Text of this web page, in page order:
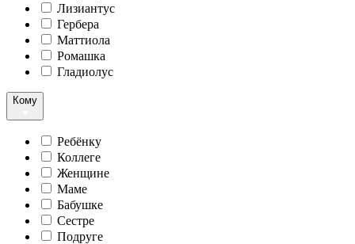
Лизиантус
Гербера
Маттиола
Ромашка
Гладиолус
Кому
Ребёнку
Коллеге
Женщине
Маме
Бабушке
Сестре
Подруге